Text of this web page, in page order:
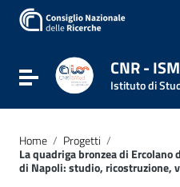
Attiva / disattiva laCNR -
Istituto di
Home / Progetti /
La quadriga bronzea di Ercolano
di Napoli: studio, ricostruzione,